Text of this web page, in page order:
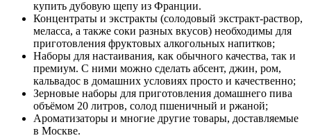
купить дубовую щепу из Франции.
Концентраты и экстракты (солодовый экстракт-раствор,
меласса, а также соки разных вкусов) необходимы для
приготовления фруктовых алкогольных напитков;
Наборы для настаивания, как обычного качества, так и
премиум. С ними можно сделать абсент, джин, ром,
кальвадос в домашних условиях просто и качественно;
Зерновые наборы для приготовления домашнего пива
объёмом 20 литров, солод пшеничный и ржаной;
Ароматизаторы и многие другие товары, доставляемые
в Москве.